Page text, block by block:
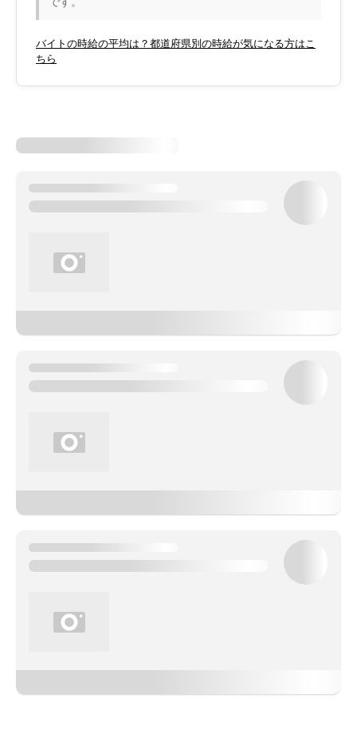
バイトの時給の平均は？都道府県別の時給が気になる方はこ
ちら